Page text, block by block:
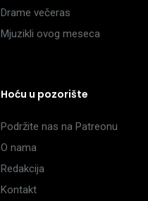
Drame večeras
Mjuzikli ovog meseca
Hoću u pozorište
Podržite nas na Patreonu
O nama
Redakcija
Kontakt